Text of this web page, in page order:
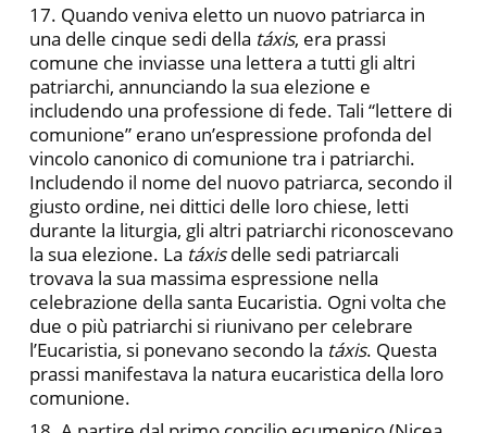
17. Quando veniva eletto un nuovo patriarca in
una delle cinque sedi della táxis, era prassi
comune che inviasse una lettera a tutti gli altri
patriarchi, annunciando la sua elezione e
includendo una professione di fede. Tali “lettere di
comunione” erano un’espressione profonda del
vincolo canonico di comunione tra i patriarchi.
Includendo il nome del nuovo patriarca, secondo il
giusto ordine, nei dittici delle loro chiese, letti
durante la liturgia, gli altri patriarchi riconoscevano
la sua elezione. La táxisdelle sedi patriarcali
trovava la sua massima espressione nella
celebrazione della santa Eucaristia. Ogni volta che
due o più patriarchi si riunivano per celebrare
l’Eucaristia, si ponevano secondo la táxis. Questa
prassi manifestava la natura eucaristica della loro
comunione.